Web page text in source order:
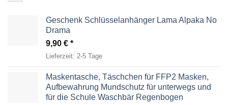
Geschenk Schlüsselanhänger Lama Alpaka No
Drama
9,90 €
Lieferzeit: 2-5 Tage
Maskentasche, Täschchen für FFP2 Masken,
Aufbewahrung Mundschutz für unterwegs und
für die Schule Waschbär Regenbogen